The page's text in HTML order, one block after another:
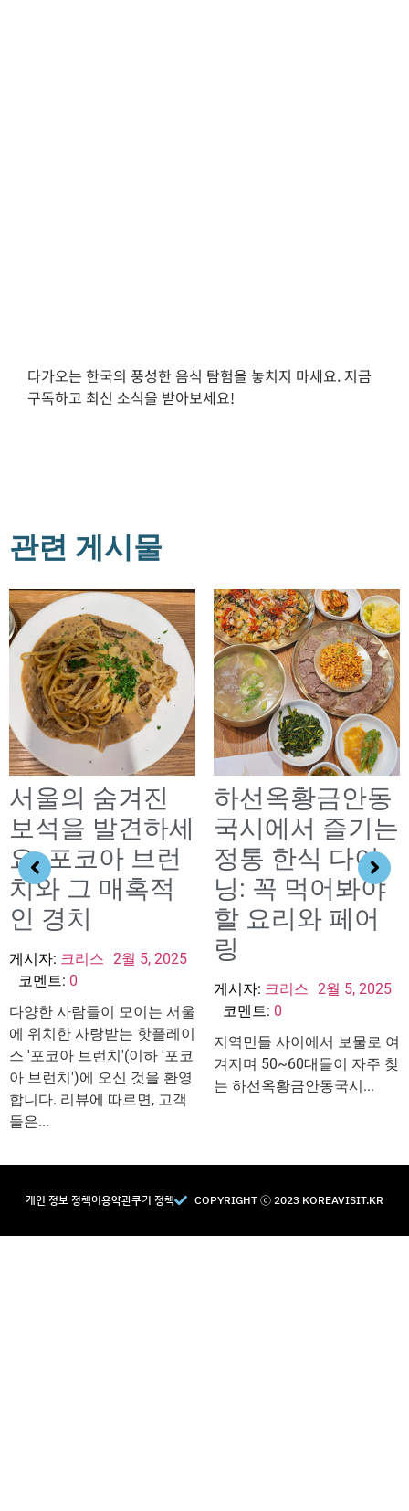
다가오는 한국의 풍성한 음식 탐험을 놓치지 마세요. 지금
구독하고 최신 소식을 받아보세요!
관련 게시물
서울의 숨겨진
보석을 발견하세
요: 포코아 브런
치와 그 매혹적
인 경치
게시자: 크리스 2월 5, 2025
코멘트: 0
다양한 사람들이 모이는 서울
에 위치한 사랑받는 핫플레이
스 '포코아 브런치'(이하 '포코
아 브런치')에 오신 것을 환영
합니다. 리뷰에 따르면, 고객
들은...
하선옥황금안동
국시에서 즐기는
정통 한식 다이
닝: 꼭 먹어봐야
할 요리와 페어
링
게시자: 크리스 2월 5, 2025
코멘트: 0
지역민들 사이에서 보물로 여
겨지며 50~60대들이 자주 찾
는 하선옥황금안동국시...
개인 정보 정책이용약관쿠키 정책 COPYRIGHT Ⓒ 2023 KOREAVISIT.KR